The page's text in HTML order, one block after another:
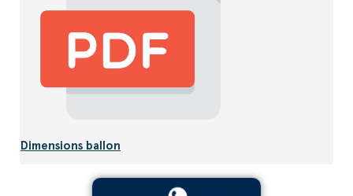
Dimensions ballon